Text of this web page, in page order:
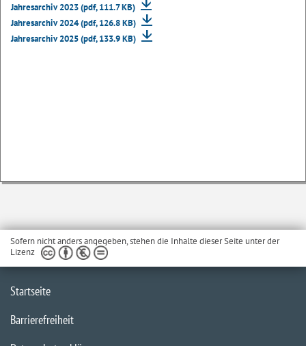
Jahresarchiv 2023 (pdf, 111.7 KB)
Jahresarchiv 2024 (pdf, 126.8 KB)
Jahresarchiv 2025 (pdf, 133.9 KB)
Sofern nicht anders angegeben, stehen die Inhalte dieser Seite unter der
Lizenz
Startseite
Barrierefreiheit